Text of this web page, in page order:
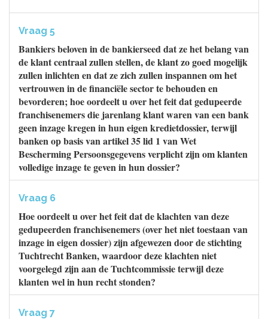
Vraag 5
Bankiers beloven in de bankierseed dat ze het belang van
de klant centraal zullen stellen, de klant zo goed mogelijk
zullen inlichten en dat ze zich zullen inspannen om het
vertrouwen in de financiële sector te behouden en
bevorderen; hoe oordeelt u over het feit dat gedupeerde
franchisenemers die jarenlang klant waren van een bank
geen inzage kregen in hun eigen kredietdossier, terwijl
banken op basis van artikel 35 lid 1 van Wet
Bescherming Persoonsgegevens verplicht zijn om klanten
volledige inzage te geven in hun dossier?
Vraag 6
Hoe oordeelt u over het feit dat de klachten van deze
gedupeerden franchisenemers (over het niet toestaan van
inzage in eigen dossier) zijn afgewezen door de stichting
Tuchtrecht Banken, waardoor deze klachten niet
voorgelegd zijn aan de Tuchtcommissie terwijl deze
klanten wel in hun recht stonden?
Vraag 7